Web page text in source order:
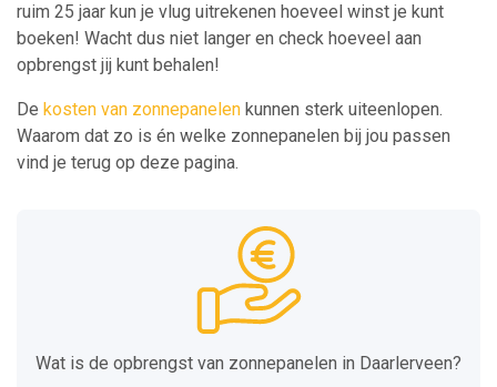
ruim 25 jaar kun je vlug uitrekenen hoeveel winst je kunt
boeken! Wacht dus niet langer en check hoeveel aan
opbrengst jij kunt behalen!
De kosten van zonnepanelen kunnen sterk uiteenlopen.
Waarom dat zo is én welke zonnepanelen bij jou passen
vind je terug op deze pagina.
Wat is de opbrengst van zonnepanelen in Daarlerveen?